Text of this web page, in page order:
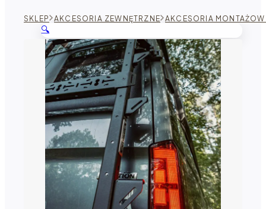
SKLEP AKCESORIA ZEWNĘTRZNE AKCESORIA
🔍